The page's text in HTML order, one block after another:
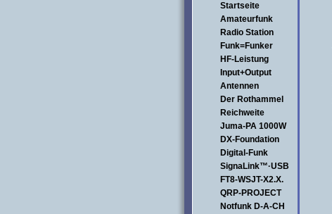
Startseite
Amateurfunk
Radio Station
Funk=Funker
HF-Leistung
Input+Output
Antennen
Der Rothammel
Reichweite
Juma-PA 1000W
DX-Foundation
Digital-Funk
SignaLink™·USB
FT8-WSJT-X2.X.
QRP-PROJECT
Notfunk D-A-CH